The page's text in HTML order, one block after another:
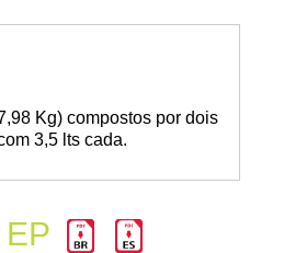
Kg) compostos por dois
3,5 lts cada.